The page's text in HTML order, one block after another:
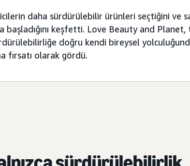
daha sürdürülebilir ürünleri seçtiğini ve
başladığını keşfetti. Love Beauty and Planet,
doğru kendi bireysel
fırsatı olarak gördü.